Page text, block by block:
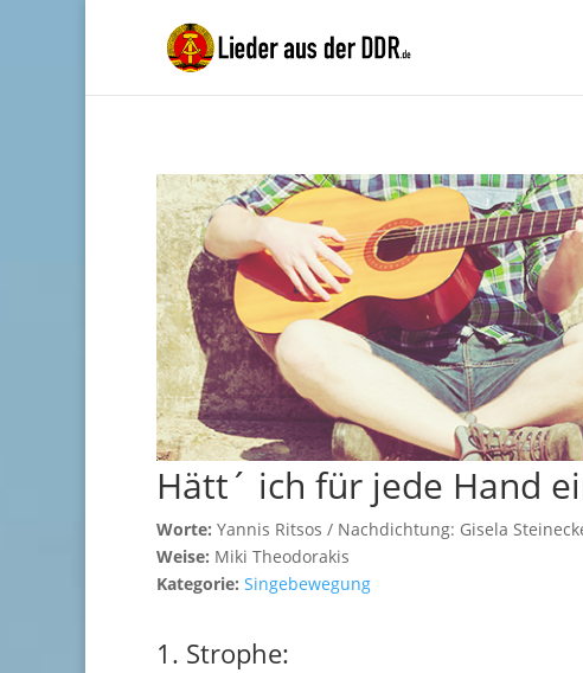
Hätt´ ich für jede Hand
Worte: Yannis Ritsos / Nachdichtung: Gisela
Weise: Miki Theodorakis
Kategorie: Singebewegung
1. Strophe: